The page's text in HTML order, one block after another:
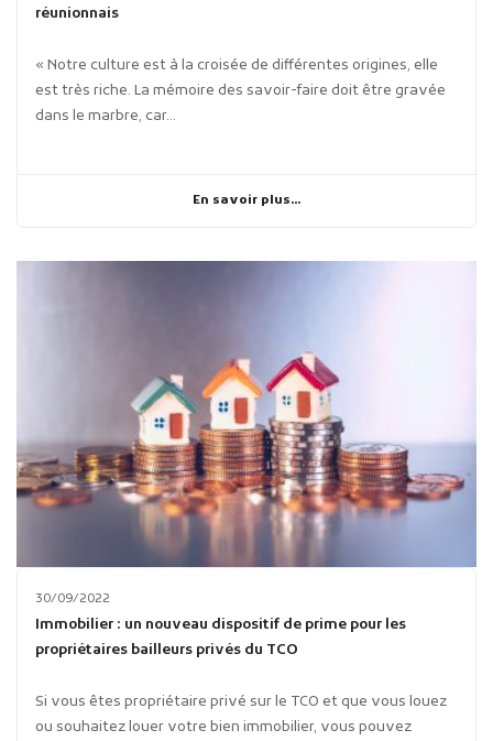
réunionnais
« Notre culture est à la croisée de différentes origines, elle
est très riche. La mémoire des savoir-faire doit être gravée
dans le marbre, car...
En savoir plus...
30/09/2022
Immobilier : un nouveau dispositif de prime pour les
propriétaires bailleurs privés du TCO
Si vous êtes propriétaire privé sur le TCO et que vous louez
ou souhaitez louer votre bien immobilier, vous pouvez